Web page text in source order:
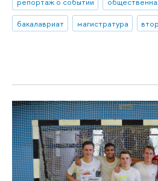
бакалавриат
магистратура